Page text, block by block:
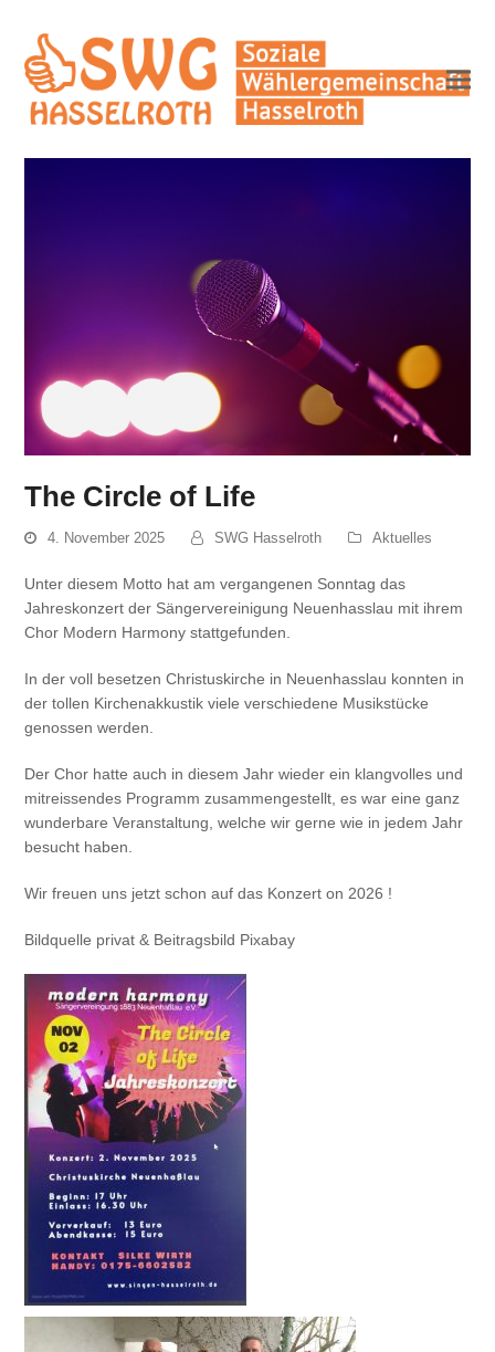
The Circle of Life
4. November 2025 SWG Hasselroth Aktuelles
Unter diesem Motto hat am vergangenen Sonntag das
Jahreskonzert der Sängervereinigung Neuenhasslau mit ihrem
Chor Modern Harmony stattgefunden.
In der voll besetzen Christuskirche in Neuenhasslau konnten in
der tollen Kirchenakkustik viele verschiedene Musikstücke
genossen werden.
Der Chor hatte auch in diesem Jahr wieder ein klangvolles und
mitreissendes Programm zusammengestellt, es war eine ganz
wunderbare Veranstaltung, welche wir gerne wie in jedem Jahr
besucht haben.
Wir freuen uns jetzt schon auf das Konzert on 2026 !
Bildquelle privat & Beitragsbild Pixabay